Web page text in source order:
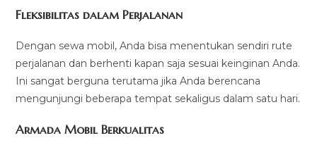
Fleksibilitas dalam Perjalanan
Dengan sewa mobil, Anda bisa menentukan sendiri rute
perjalanan dan berhenti kapan saja sesuai keinginan Anda.
Ini sangat berguna terutama jika Anda berencana
mengunjungi beberapa tempat sekaligus dalam satu hari.
Armada Mobil Berkualitas